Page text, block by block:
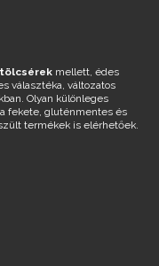
mellett, édes
választéka, változatos
Olyan különleges
fekete, gluténmentes és
termékek is elérhetőek.